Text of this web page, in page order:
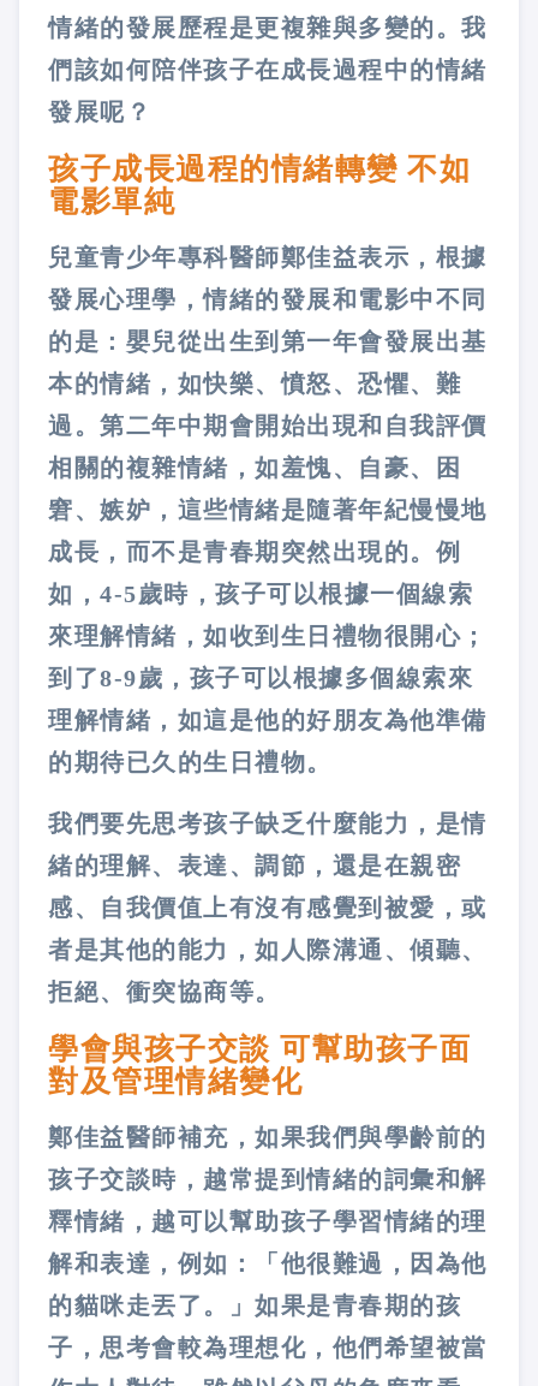
情緒的發展歷程是更複雜與多變的。我
們該如何陪伴孩子在成長過程中的情緒
發展呢？
孩子成長過程的情緒轉變 不如
電影單純
兒童青少年專科醫師鄭佳益表示，根據
發展心理學，情緒的發展和電影中不同
的是：嬰兒從出生到第一年會發展出基
本的情緒，如快樂、憤怒、恐懼、難
過。第二年中期會開始出現和自我評價
相關的複雜情緒，如羞愧、自豪、困
窘、嫉妒，這些情緒是隨著年紀慢慢地
成長，而不是青春期突然出現的。例
如，4-5歲時，孩子可以根據一個線索
來理解情緒，如收到生日禮物很開心；
到了8-9歲，孩子可以根據多個線索來
理解情緒，如這是他的好朋友為他準備
的期待已久的生日禮物。
我們要先思考孩子缺乏什麼能力，是情
緒的理解、表達、調節，還是在親密
感、自我價值上有沒有感覺到被愛，或
者是其他的能力，如人際溝通、傾聽、
拒絕、衝突協商等。
學會與孩子交談 可幫助孩子面
對及管理情緒變化
鄭佳益醫師補充，如果我們與學齡前的
孩子交談時，越常提到情緒的詞彙和解
釋情緒，越可以幫助孩子學習情緒的理
解和表達，例如：「他很難過，因為他
的貓咪走丟了。」如果是青春期的孩
子，思考會較為理想化，他們希望被當